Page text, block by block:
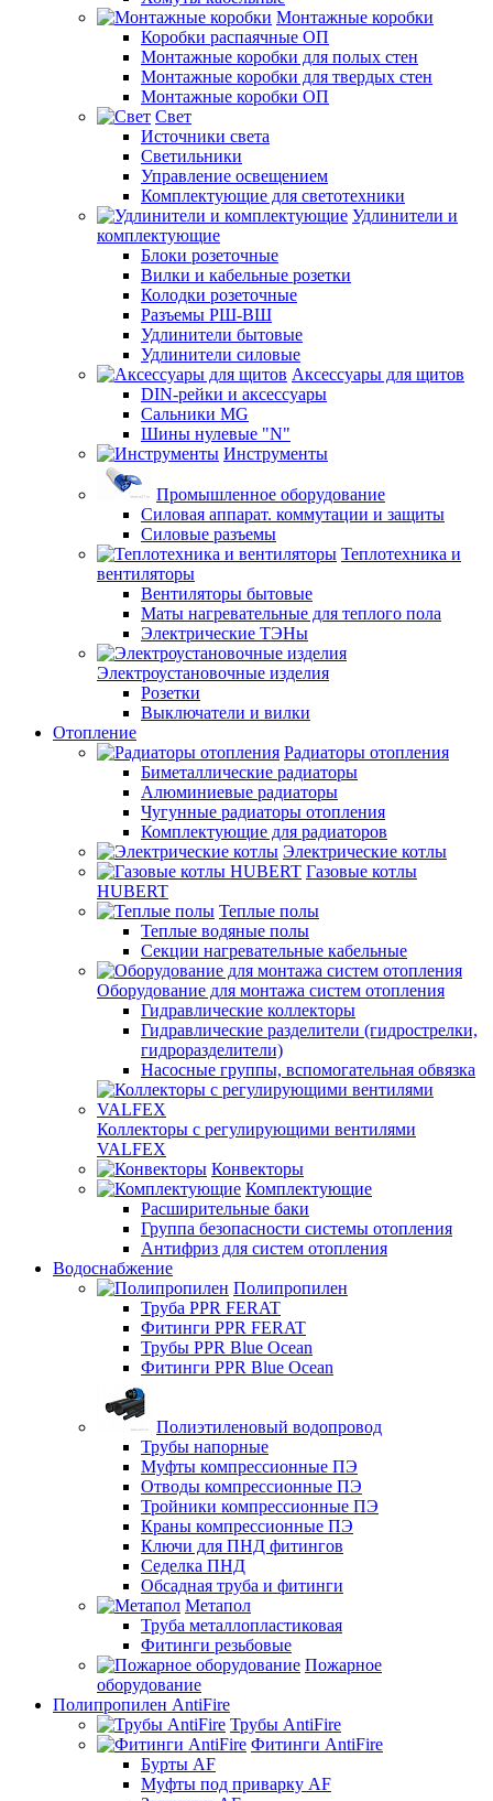
Монтажные коробки
Коробки распаячные ОП
Монтажные коробки для полых стен
Монтажные коробки для твердых стен
Монтажные коробки ОП
Свет
Источники света
Светильники
Управление освещением
Комплектующие для светотехники
Удлинители и
комплектующие
Блоки розеточные
Вилки и кабельные розетки
Колодки розеточные
Разъемы РШ-ВШ
Удлинители бытовые
Удлинители силовые
Аксессуары для щитов
DIN-рейки и аксессуары
Сальники MG
Шины нулевые "N"
Инструменты
Промышленное оборудование
Силовая аппарат. коммутации и защиты
Силовые разъемы
Теплотехника и
вентиляторы
Вентиляторы бытовые
Маты нагревательные для теплого пола
Электрические ТЭНы
Электроустановочные изделия
Розетки
Выключатели и вилки
Отопление
Радиаторы отопления
Биметаллические радиаторы
Алюминиевые радиаторы
Чугунные радиаторы отопления
Комплектующие для радиаторов
Электрические котлы
Газовые котлы
HUBERT
Теплые полы
Теплые водяные полы
Секции нагревательные кабельные
Оборудование для монтажа систем отопления
Гидравлические коллекторы
Гидравлические разделители (гидрострелки,
гидроразделители)
Насосные группы, вспомогательная обвязка
Коллекторы с регулирующими вентилями
VALFEX
Конвекторы
Комплектующие
Расширительные баки
Группа безопасности системы отопления
Антифриз для систем отопления
Водоснабжение
Полипропилен
Труба PPR FERAT
Фитинги PPR FERAT
Трубы PPR Blue Ocean
Фитинги PPR Blue Ocean
Полиэтиленовый водопровод
Трубы напорные
Муфты компрессионные ПЭ
Отводы компрессионные ПЭ
Тройники компрессионные ПЭ
Краны компрессионные ПЭ
Ключи для ПНД фитингов
Седелка ПНД
Обсадная труба и фитинги
Метапол
Труба металлопластиковая
Фитинги резьбовые
Пожарное
оборудование
Полипропилен AntiFire
Трубы AntiFire
Фитинги AntiFire
Бурты AF
Муфты под приварку AF